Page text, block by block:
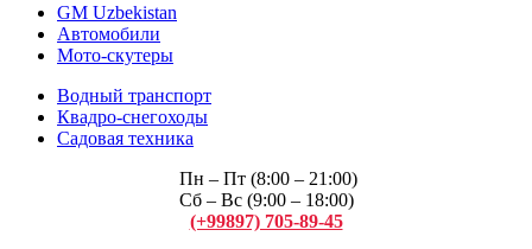
GM Uzbekistan
Автомобили
Мото-скутеры
Водный транспорт
Квадро-снегоходы
Садовая техника
Пн – Пт (8:00 – 21:00)
Сб – Вс (9:00 – 18:00)
(+99897) 705-89-45